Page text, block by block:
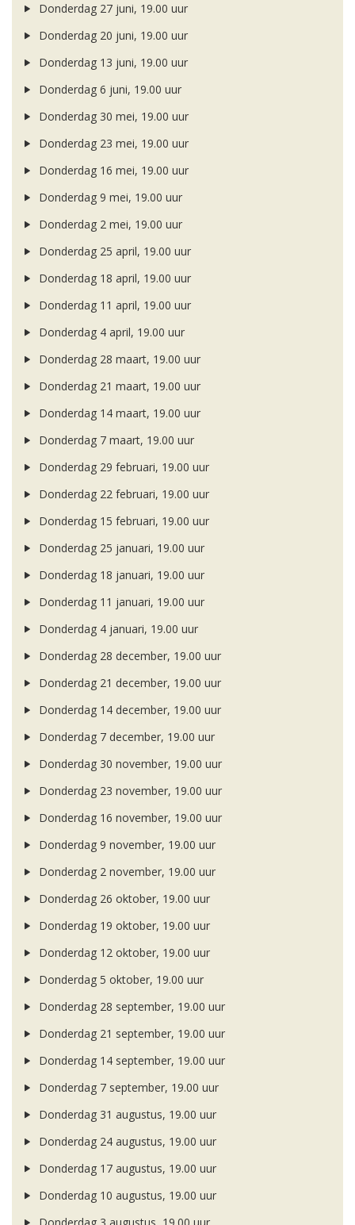
Donderdag 27 juni, 19.00 uur
Donderdag 20 juni, 19.00 uur
Donderdag 13 juni, 19.00 uur
Donderdag 6 juni, 19.00 uur
Donderdag 30 mei, 19.00 uur
Donderdag 23 mei, 19.00 uur
Donderdag 16 mei, 19.00 uur
Donderdag 9 mei, 19.00 uur
Donderdag 2 mei, 19.00 uur
Donderdag 25 april, 19.00 uur
Donderdag 18 april, 19.00 uur
Donderdag 11 april, 19.00 uur
Donderdag 4 april, 19.00 uur
Donderdag 28 maart, 19.00 uur
Donderdag 21 maart, 19.00 uur
Donderdag 14 maart, 19.00 uur
Donderdag 7 maart, 19.00 uur
Donderdag 29 februari, 19.00 uur
Donderdag 22 februari, 19.00 uur
Donderdag 15 februari, 19.00 uur
Donderdag 25 januari, 19.00 uur
Donderdag 18 januari, 19.00 uur
Donderdag 11 januari, 19.00 uur
Donderdag 4 januari, 19.00 uur
Donderdag 28 december, 19.00 uur
Donderdag 21 december, 19.00 uur
Donderdag 14 december, 19.00 uur
Donderdag 7 december, 19.00 uur
Donderdag 30 november, 19.00 uur
Donderdag 23 november, 19.00 uur
Donderdag 16 november, 19.00 uur
Donderdag 9 november, 19.00 uur
Donderdag 2 november, 19.00 uur
Donderdag 26 oktober, 19.00 uur
Donderdag 19 oktober, 19.00 uur
Donderdag 12 oktober, 19.00 uur
Donderdag 5 oktober, 19.00 uur
Donderdag 28 september, 19.00 uur
Donderdag 21 september, 19.00 uur
Donderdag 14 september, 19.00 uur
Donderdag 7 september, 19.00 uur
Donderdag 31 augustus, 19.00 uur
Donderdag 24 augustus, 19.00 uur
Donderdag 17 augustus, 19.00 uur
Donderdag 10 augustus, 19.00 uur